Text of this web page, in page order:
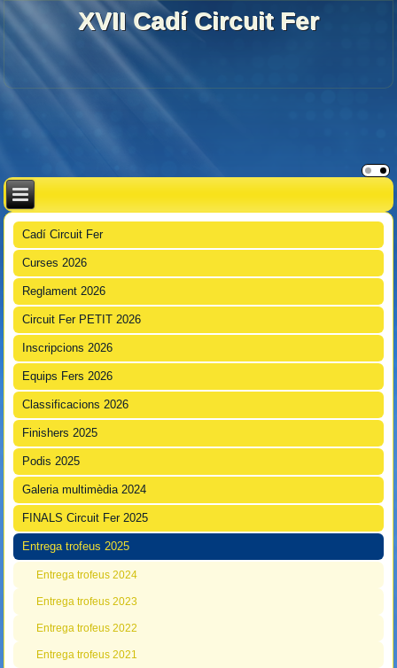
XVII Cadí Circuit Fer
Cadí Circuit Fer
Curses 2026
Reglament 2026
Circuit Fer PETIT 2026
Inscripcions 2026
Equips Fers 2026
Classificacions 2026
Finishers 2025
Podis 2025
Galeria multimèdia 2024
FINALS Circuit Fer 2025
Entrega trofeus 2025
Entrega trofeus 2024
Entrega trofeus 2023
Entrega trofeus 2022
Entrega trofeus 2021